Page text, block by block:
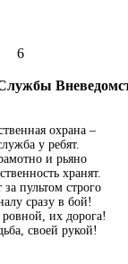
6
охрана –
у ребят.
и рьяно
хранят.
пультом строго
сразу в бой!
их дорога!
своей рукой!